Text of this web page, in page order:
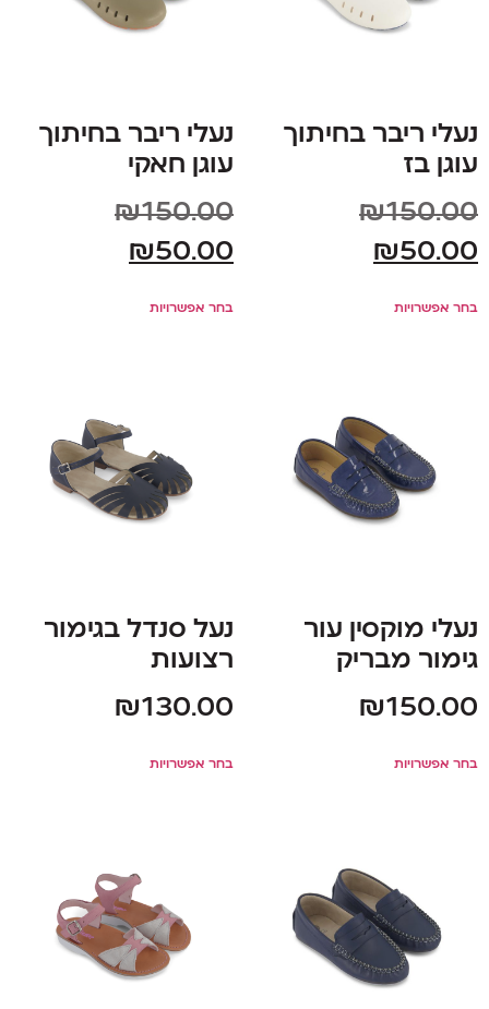
נעלי ריבר בחיתוך
עוגן בז
₪150.00
₪50.00
בחר אפשרויות
נעלי ריבר בחיתוך
עוגן חאקי
₪150.00
₪50.00
בחר אפשרויות
נעלי מוקסין עור
גימור מבריק
₪150.00
בחר אפשרויות
נעל סנדל בגימור
רצועות
₪130.00
בחר אפשרויות